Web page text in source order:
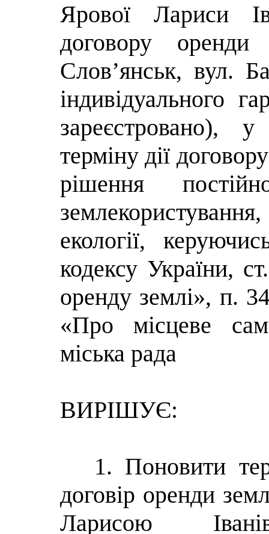
Ярової Лариси
договору
Слов’янськ, вул.
індивідуального
зареєстровано),
терміну дії
рішення
екології,
кодексу України,
оренду землі», п.
«Про місцеве
міська рада
ВИРІШУЄ:
1. Поновити
договір оренди
Ларисою